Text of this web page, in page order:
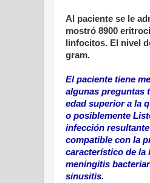
Al paciente se le
mostró 8900
linfocitos. El nivel
gram.
El paciente tiene
algunas preguntas
edad superior a la
o posiblemente
infección
compatible con la
característico de la
meningitis
sinusitis.